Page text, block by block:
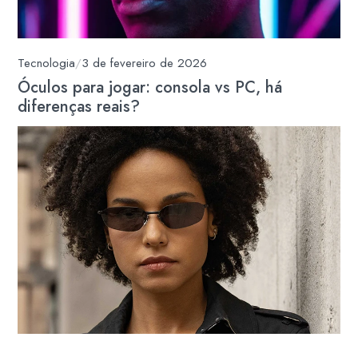
Tecnologia/3 de fevereiro de 2026
Óculos para jogar: consola vs PC, há
diferenças reais?